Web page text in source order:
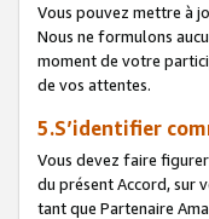
Vous pouvez mettre à
Nous ne formulons
moment de votre
de vos attentes.
5.S’identifier
Vous devez faire
du présent Accord, sur
tant que Partenaire